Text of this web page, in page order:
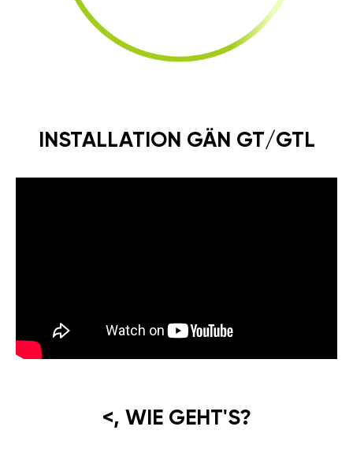
INSTALLATION GÄN GT/GTL
<, WIE GEHT'S?